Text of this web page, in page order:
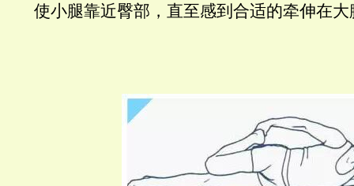
使小腿靠近臀部，直至感到合适的牵伸在大